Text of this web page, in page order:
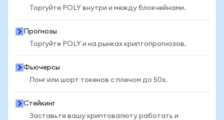
Торгуйте POLY внутри и между блокчейнами.
Прогнозы
Торгуйте POLY и на рынках криптопрогнозов.
Фьючерсы
Лонг или шорт токенов с плечом до 50x.
Стейкинг
Заставьте вашу криптовалюту работать и